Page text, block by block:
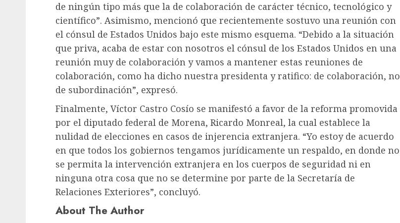
de ningún tipo más que la de colaboración de carácter técnico, tecnológico y
científico”. Asimismo, mencionó que recientemente sostuvo una reunión con
el cónsul de Estados Unidos bajo este mismo esquema. “Debido a la situación
que priva, acaba de estar con nosotros el cónsul de los Estados Unidos en una
reunión muy de colaboración y vamos a mantener estas reuniones de
colaboración, como ha dicho nuestra presidenta y ratifico: de colaboración, no
de subordinación”, expresó.
Finalmente, Víctor Castro Cosío se manifestó a favor de la reforma promovida
por el diputado federal de Morena, Ricardo Monreal, la cual establece la
nulidad de elecciones en casos de injerencia extranjera. “Yo estoy de acuerdo
en que todos los gobiernos tengamos jurídicamente un respaldo, en donde no
se permita la intervención extranjera en los cuerpos de seguridad ni en
ninguna otra cosa que no se determine por parte de la Secretaría de
Relaciones Exteriores”, concluyó.
About The Author